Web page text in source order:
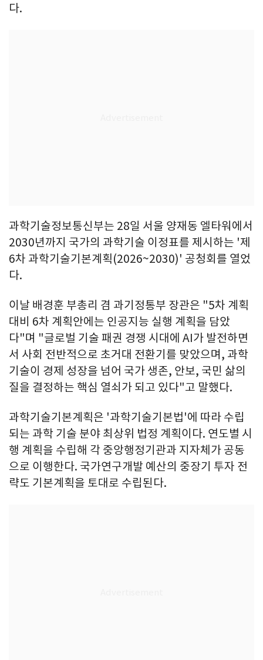
다.
과학기술정보통신부는 28일 서울 양재동 엘타워에서
2030년까지 국가의 과학기술 이정표를 제시하는 '제
6차 과학기술기본계획(2026~2030)' 공청회를 열었
다.
이날 배경훈 부총리 겸 과기정통부 장관은 "5차 계획
대비 6차 계획안에는 인공지능 실행 계획을 담았
다"며 "글로벌 기술 패권 경쟁 시대에 AI가 발전하면
서 사회 전반적으로 초거대 전환기를 맞았으며, 과학
기술이 경제 성장을 넘어 국가 생존, 안보, 국민 삶의
질을 결정하는 핵심 열쇠가 되고 있다"고 말했다.
과학기술기본계획은 '과학기술기본법'에 따라 수립
되는 과학 기술 분야 최상위 법정 계획이다. 연도별 시
행 계획을 수립해 각 중앙행정기관과 지자체가 공동
으로 이행한다. 국가연구개발 예산의 중장기 투자 전
략도 기본계획을 토대로 수립된다.